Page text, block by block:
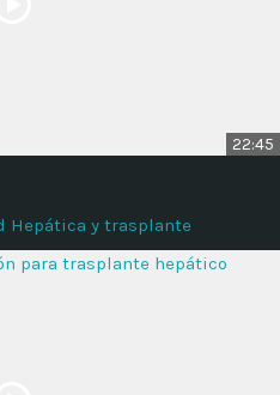
22:45
Hepática y trasplante